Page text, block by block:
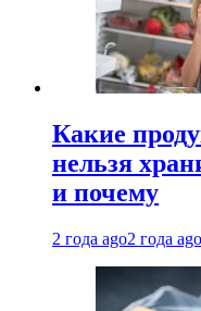
Какие
нельзя
и почему
2 года ago2 года ago